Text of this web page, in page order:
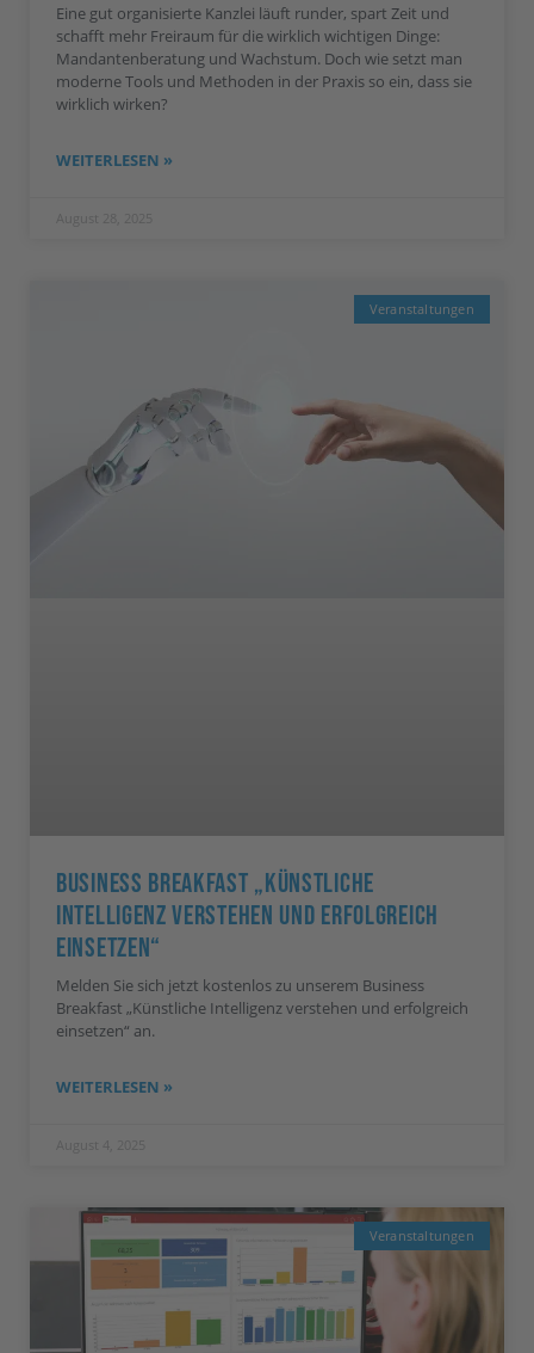
Eine gut organisierte Kanzlei läuft runder, spart Zeit und
schafft mehr Freiraum für die wirklich wichtigen Dinge:
Mandantenberatung und Wachstum. Doch wie setzt man
moderne Tools und Methoden in der Praxis so ein, dass sie
wirklich wirken?
WEITERLESEN »
August 28, 2025
Veranstaltungen
Business Breakfast „Künstliche
Intelligenz Verstehen Und Erfolgreich
Einsetzen“
Melden Sie sich jetzt kostenlos zu unserem Business
Breakfast „Künstliche Intelligenz verstehen und erfolgreich
einsetzen“ an.
WEITERLESEN »
August 4, 2025
Veranstaltungen